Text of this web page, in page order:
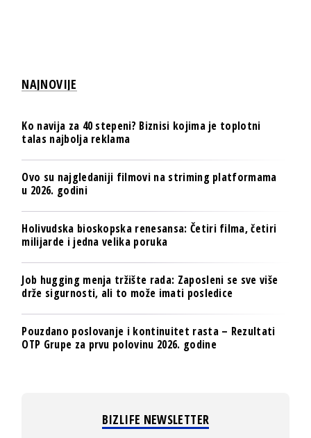
NAJNOVIJE
Ko navija za 40 stepeni? Biznisi kojima je toplotni
talas najbolja reklama
Ovo su najgledaniji filmovi na striming platformama
u 2026. godini
Holivudska bioskopska renesansa: Četiri filma, četiri
milijarde i jedna velika poruka
Job hugging menja tržište rada: Zaposleni se sve više
drže sigurnosti, ali to može imati posledice
Pouzdano poslovanje i kontinuitet rasta – Rezultati
OTP Grupe za prvu polovinu 2026. godine
BIZLIFE NEWSLETTER